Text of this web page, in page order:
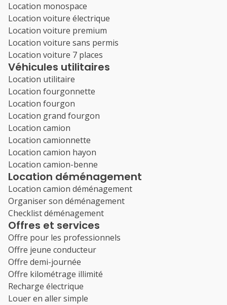
Location monospace
Location voiture électrique
Location voiture premium
Location voiture sans permis
Location voiture 7 places
Véhicules utilitaires
Location utilitaire
Location fourgonnette
Location fourgon
Location grand fourgon
Location camion
Location camionnette
Location camion hayon
Location camion-benne
Location déménagement
Location camion déménagement
Organiser son déménagement
Checklist déménagement
Offres et services
Offre pour les professionnels
Offre jeune conducteur
Offre demi-journée
Offre kilométrage illimité
Recharge électrique
Louer en aller simple